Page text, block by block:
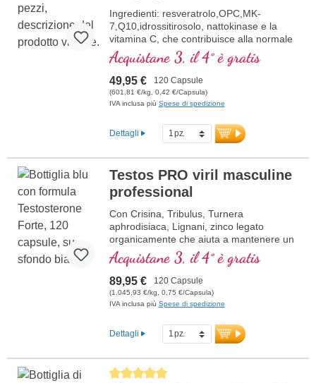
Ingredienti: resveratrolo,OPC,MK-
7,Q10,idrossitirosolo, nattokinase e la
vitamina C, che contribuisce alla normale
formazione del collagene per la normale
funzione dei vasi sanguigni. Le vitamine
del gruppo B sono presenti in forma
bioattiva.
Acquistane 3, il 4° è gratis
49,95 € 120 Capsule
(601,81 €/kg, 0,42 €/Capsula)
IVA inclusa più Spese di spedizione
Dettagli
Testos PRO viril masculine
professional
Con Crisina, Tribulus, Turnera
aphrodisiaca, Lignani, zinco legato
organicamente che aiuta a mantenere un
normale livello di testosterone nel sangue,
la sintesi proteica, il metabolismo dei
carboidrati, gli acidi grassi e il
metabolismo dei macronutrienti
Acquistane 3, il 4° è gratis
89,95 € 120 Capsule
(1.045,93 €/kg, 0,75 €/Capsula)
IVA inclusa più Spese di spedizione
Dettagli
Average rating of 5 out of 5 stars